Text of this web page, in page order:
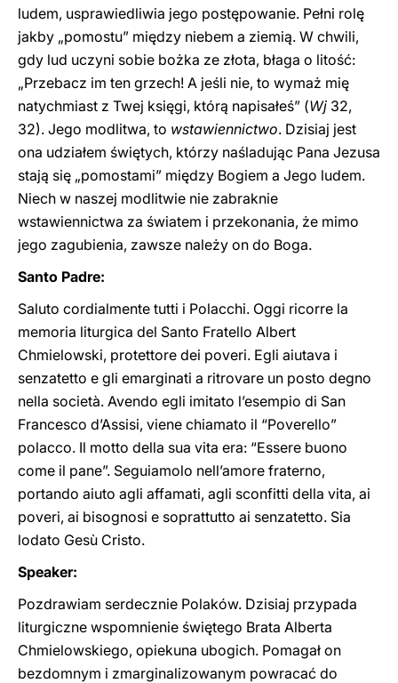
ludem, usprawiedliwia jego postępowanie. Pełni rolę
jakby „pomostu” między niebem a ziemią. W chwili,
gdy lud uczyni sobie bożka ze złota, błaga o litość:
„Przebacz im ten grzech! A jeśli nie, to wymaż mię
natychmiast z Twej księgi, którą napisałeś” (Wj 32,
32). Jego modlitwa, to wstawiennictwo. Dzisiaj jest
ona udziałem świętych, którzy naśladując Pana Jezusa
stają się „pomostami” między Bogiem a Jego ludem.
Niech w naszej modlitwie nie zabraknie
wstawiennictwa za światem i przekonania, że mimo
jego zagubienia, zawsze należy on do Boga.
Santo Padre:
Saluto cordialmente tutti i Polacchi. Oggi ricorre la
memoria liturgica del Santo Fratello Albert
Chmielowski, protettore dei poveri. Egli aiutava i
senzatetto e gli emarginati a ritrovare un posto degno
nella società. Avendo egli imitato l’esempio di San
Francesco d’Assisi, viene chiamato il “Poverello”
polacco. Il motto della sua vita era: “Essere buono
come il pane”. Seguiamolo nell’amore fraterno,
portando aiuto agli affamati, agli sconfitti della vita, ai
poveri, ai bisognosi e soprattutto ai senzatetto. Sia
lodato Gesù Cristo.
Speaker:
Pozdrawiam serdecznie Polaków. Dzisiaj przypada
liturgiczne wspomnienie świętego Brata Alberta
Chmielowskiego, opiekuna ubogich. Pomagał on
bezdomnym i zmarginalizowanym powracać do